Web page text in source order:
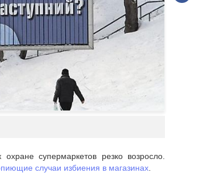
супермаркетов резко возросло.
случаи избиения в магазинах